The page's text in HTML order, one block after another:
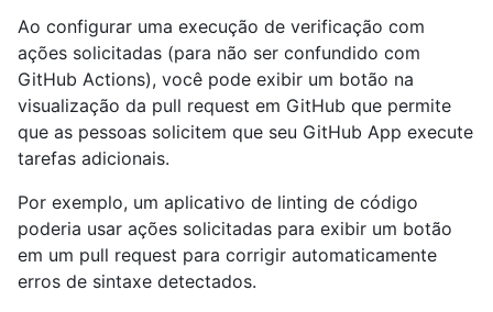
Ao configurar uma execução de verificação com
ações solicitadas (para não ser confundido com
GitHub Actions), você pode exibir um botão na
visualização da pull request em GitHub que permite
que as pessoas solicitem que seu GitHub App execute
tarefas adicionais.
Por exemplo, um aplicativo de linting de código
poderia usar ações solicitadas para exibir um botão
em um pull request para corrigir automaticamente
erros de sintaxe detectados.